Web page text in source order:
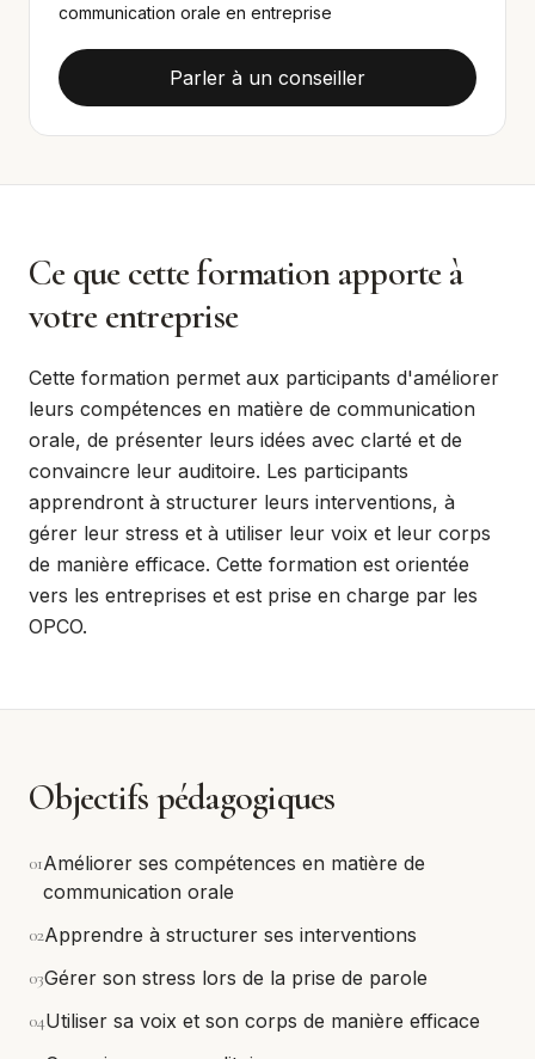
communication orale en entreprise
Parler à un conseiller
Ce que cette formation apporte à
votre entreprise
Cette formation permet aux participants d'améliorer
leurs compétences en matière de communication
orale, de présenter leurs idées avec clarté et de
convaincre leur auditoire. Les participants
apprendront à structurer leurs interventions, à
gérer leur stress et à utiliser leur voix et leur corps
de manière efficace. Cette formation est orientée
vers les entreprises et est prise en charge par les
OPCO.
Objectifs pédagogiques
01Améliorer ses compétences en matière de
communication orale
02Apprendre à structurer ses interventions
03Gérer son stress lors de la prise de parole
04Utiliser sa voix et son corps de manière efficace